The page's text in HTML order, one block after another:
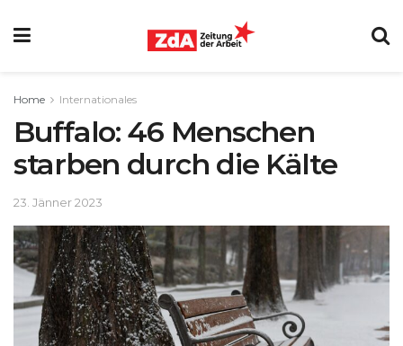
Home Internationales
Buffalo: 46 Menschen
starben durch die Kälte
23. Jänner 2023